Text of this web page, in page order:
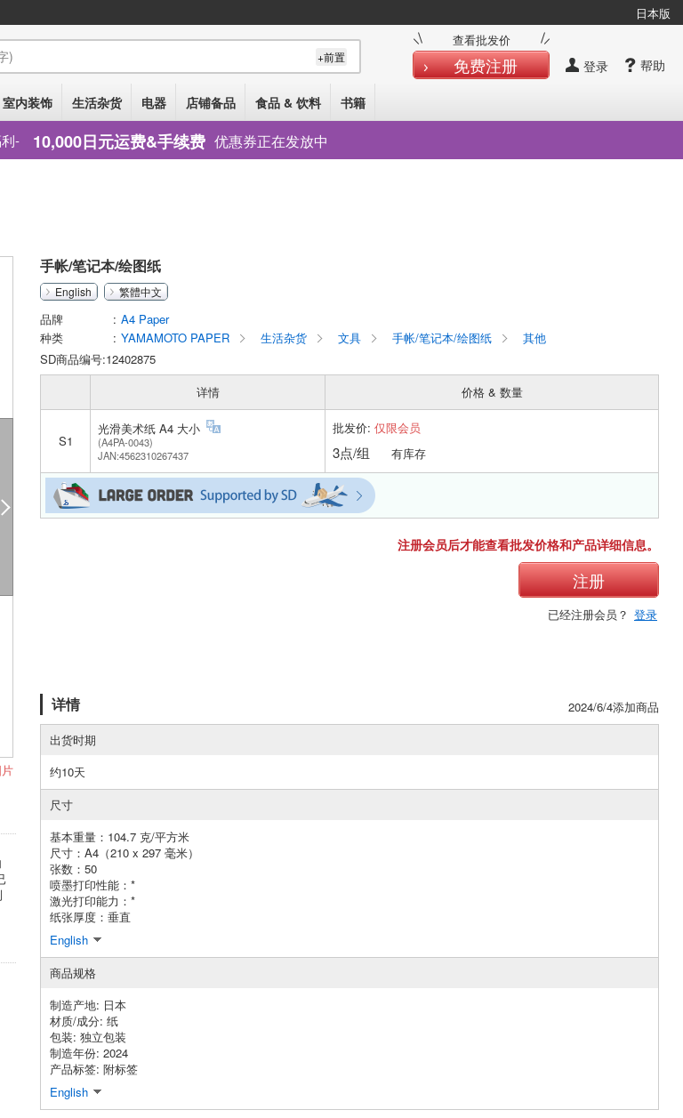
日本版
帮助
登录
查看批发价
免费注册
) +前置
内装饰 生活杂货 电器 店铺备品 食品 & 饮料 书籍
10,000日元运费&手续费 优惠券正在发放中
手帐/笔记本/绘图纸
English 繁體中文
品牌
A4 Paper
种类
YAMAMOTO PAPER 生活杂货 文具 手帐/笔记本/绘图纸
其他
SD商品编号:12402875
详情
价格 & 数量
S1
光滑美术纸 A4 大小
(A4PA-0043)
JAN:4562310267437
批发价: 仅限会员
3点/组 有库存
注册会员后才能查看批发价格和产品详细信息。
注册
已经注册会员？ 登录
详情
2024/6/4添加商品
出货时期
约10天
尺寸
基本重量：104.7 克/平方米
尺寸：A4（210 x 297 毫米）
张数：50
喷墨打印性能：*
激光打印能力：*
纸张厚度：垂直
English
商品规格
制造产地: 日本
材质/成分: 纸
包装: 独立包装
制造年份: 2024
产品标签: 附标签
English